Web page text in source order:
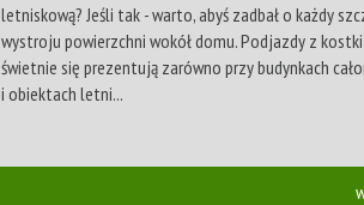
letniskową? Jeśli tak - warto, abyś zadbał o każdy
wystroju powierzchni wokół domu. Podjazdy z
świetnie się prezentują zarówno przy budynkach
i obiektach letni...